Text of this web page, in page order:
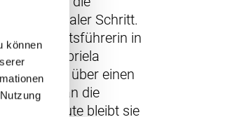
können
ein formaler Schritt.
Geschäftsführerin in
regelte Gabriela
über einen
an die
bis heute bleibt sie